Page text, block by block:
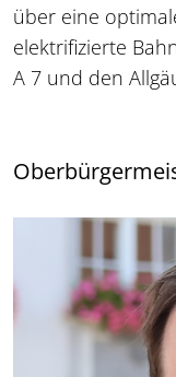
über eine
elektrifizierte
A 7 und den